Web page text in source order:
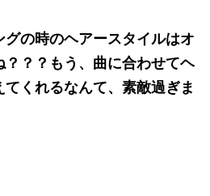
の時のヘアースタイルはオ
？？もう、曲に合わせてヘ
くれるなんて、素敵過ぎま